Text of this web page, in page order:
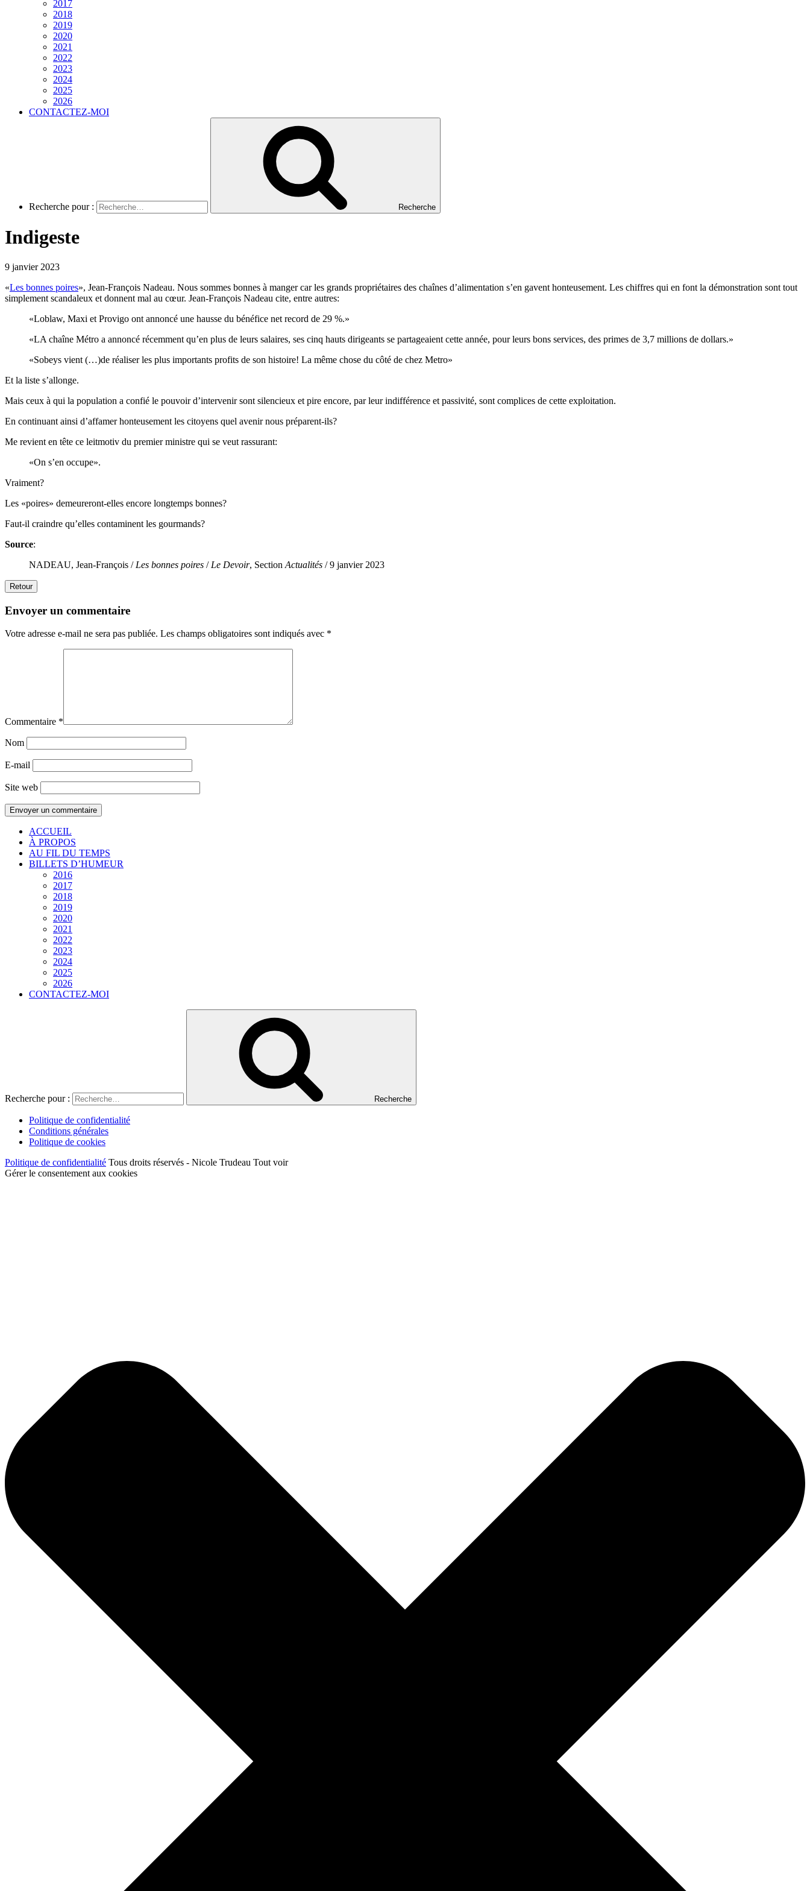
2017
2018
2019
2020
2021
2022
2023
2024
2025
2026
CONTACTEZ-MOI
Recherche pour : Recherche
Indigeste
9 janvier 2023
«Les bonnes poires», Jean-François Nadeau. Nous sommes bonnes à manger car les grands propriétaires des chaînes d’alimentation s’en gavent honteusement. Les chiffres qui en font la démonstration sont tout
simplement scandaleux et donnent mal au cœur. Jean-François Nadeau cite, entre autres:
«Loblaw, Maxi et Provigo ont annoncé une hausse du bénéfice net record de 29 %.»
«LA chaîne Métro a annoncé récemment qu’en plus de leurs salaires, ses cinq hauts dirigeants se partageaient cette année, pour leurs bons services, des primes de 3,7 millions de dollars.»
«Sobeys vient (…)de réaliser les plus importants profits de son histoire! La même chose du côté de chez Metro»
Et la liste s’allonge.
Mais ceux à qui la population a confié le pouvoir d’intervenir sont silencieux et pire encore, par leur indifférence et passivité, sont complices de cette exploitation.
En continuant ainsi d’affamer honteusement les citoyens quel avenir nous préparent-ils?
Me revient en tête ce leitmotiv du premier ministre qui se veut rassurant:
«On s’en occupe».
Vraiment?
Les «poires» demeureront-elles encore longtemps bonnes?
Faut-il craindre qu’elles contaminent les gourmands?
Source:
NADEAU, Jean-François / Les bonnes poires / Le Devoir, Section Actualités / 9 janvier 2023
Retour
Envoyer un commentaire
Votre adresse e-mail ne sera pas publiée. Les champs obligatoires sont indiqués avec *
Commentaire *
Nom
E-mail
Site web
ACCUEIL
À PROPOS
AU FIL DU TEMPS
BILLETS D’HUMEUR
2016
2017
2018
2019
2020
2021
2022
2023
2024
2025
2026
CONTACTEZ-MOI
Recherche pour : Recherche
Politique de confidentialité
Conditions générales
Politique de cookies
Politique de confidentialité Tous droits réservés - Nicole Trudeau Tout voir
Gérer le consentement aux cookies